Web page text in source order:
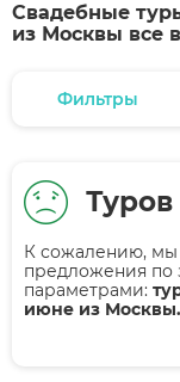
Свадебные
из Москвы все
Фильтры
К сожалению, мы
предложения по
параметрами:
июне из Москвы.